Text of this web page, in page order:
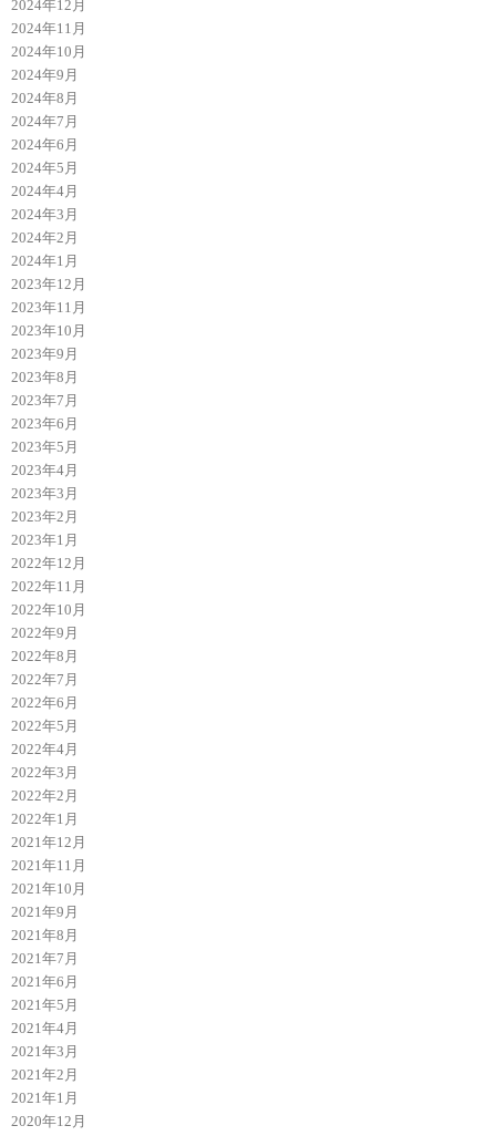
2024年12月
2024年11月
2024年10月
2024年9月
2024年8月
2024年7月
2024年6月
2024年5月
2024年4月
2024年3月
2024年2月
2024年1月
2023年12月
2023年11月
2023年10月
2023年9月
2023年8月
2023年7月
2023年6月
2023年5月
2023年4月
2023年3月
2023年2月
2023年1月
2022年12月
2022年11月
2022年10月
2022年9月
2022年8月
2022年7月
2022年6月
2022年5月
2022年4月
2022年3月
2022年2月
2022年1月
2021年12月
2021年11月
2021年10月
2021年9月
2021年8月
2021年7月
2021年6月
2021年5月
2021年4月
2021年3月
2021年2月
2021年1月
2020年12月